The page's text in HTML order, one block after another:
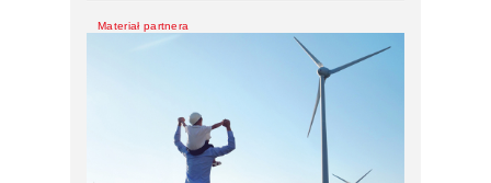
Materiał partnera